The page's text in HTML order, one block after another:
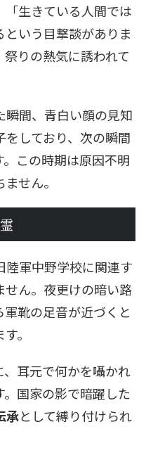
生きている人間では
いう目撃談がありま
りの熱気に誘われて
間、青白い顔の見知
しており、次の瞬間
この時期は原因不明
せん。
陸軍中野学校に関連す
せん。夜更けの暗い路
靴の足音が近づくと
。
耳元で何かを囁かれ
国家の影で暗躍した
承として縛り付けられ